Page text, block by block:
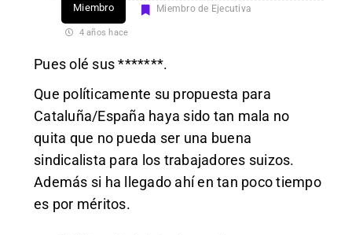
Miembro Miembro de Ejecutiva
4 años hace
Pues olé sus *******.
Que políticamente su propuesta para
Cataluña/España haya sido tan mala no
quita que no pueda ser una buena
sindicalista para los trabajadores suizos.
Además si ha llegado ahí en tan poco tiempo
es por méritos.